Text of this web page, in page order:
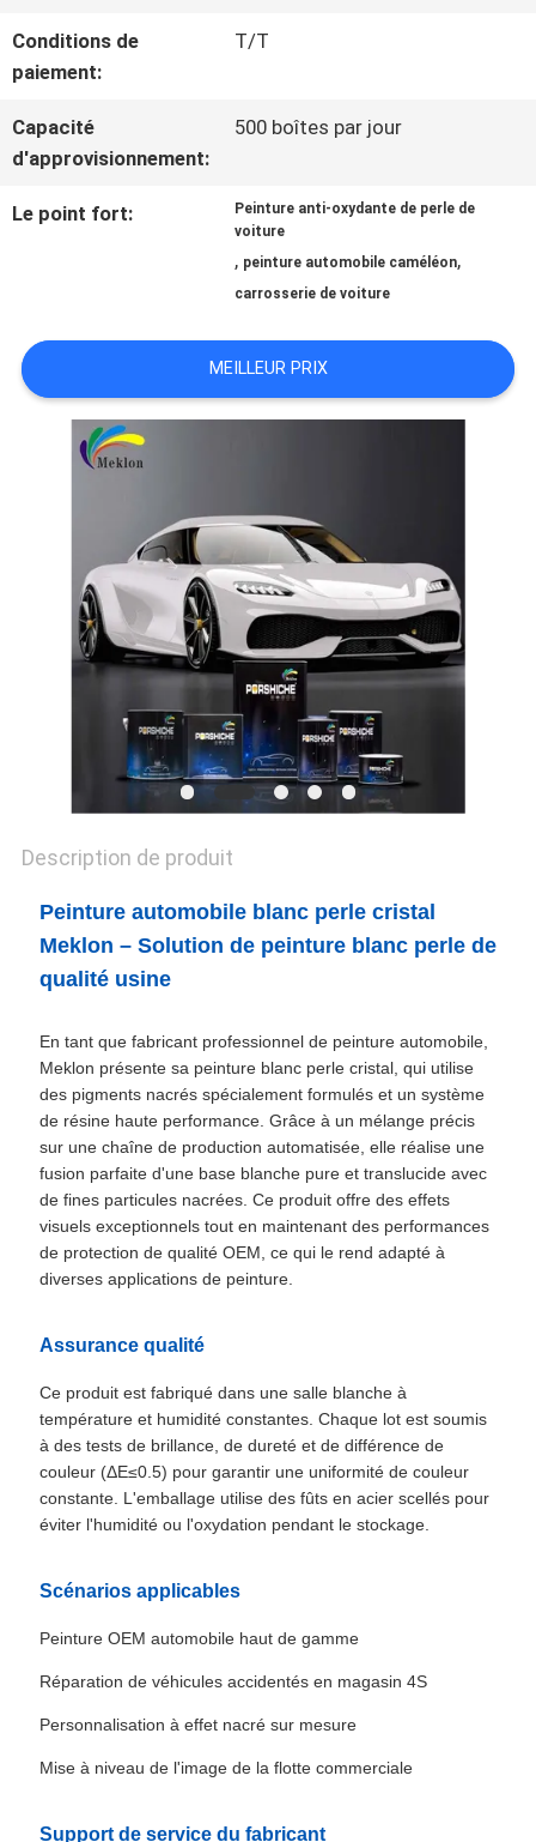
LA
QUALITÉ
CONTACT
DEMANDE
DE
SITEMAP
POLITIQUE
CONFIDENTIALITÉ
Conditions de
paiement:
T/T
Capacité
d'approvisionnement:
500 boîtes par jour
Le point fort:
Peinture anti-oxydante de perle de
voiture
, peinture automobile caméléon,
carrosserie de voiture
MEILLEUR PRIX
Description de produit
Peinture automobile blanc perle cristal
Meklon – Solution de peinture blanc perle de
qualité usine
En tant que fabricant professionnel de peinture automobile,
Meklon présente sa peinture blanc perle cristal, qui utilise
des pigments nacrés spécialement formulés et un système
de résine haute performance. Grâce à un mélange précis
sur une chaîne de production automatisée, elle réalise une
fusion parfaite d'une base blanche pure et translucide avec
de fines particules nacrées. Ce produit offre des effets
visuels exceptionnels tout en maintenant des performances
de protection de qualité OEM, ce qui le rend adapté à
diverses applications de peinture.
Assurance qualité
Ce produit est fabriqué dans une salle blanche à
température et humidité constantes. Chaque lot est soumis
à des tests de brillance, de dureté et de différence de
couleur (ΔE≤0.5) pour garantir une uniformité de couleur
constante. L'emballage utilise des fûts en acier scellés pour
éviter l'humidité ou l'oxydation pendant le stockage.
Scénarios applicables
Peinture OEM automobile haut de gamme
Réparation de véhicules accidentés en magasin 4S
Personnalisation à effet nacré sur mesure
Mise à niveau de l'image de la flotte commerciale
Support de service du fabricant